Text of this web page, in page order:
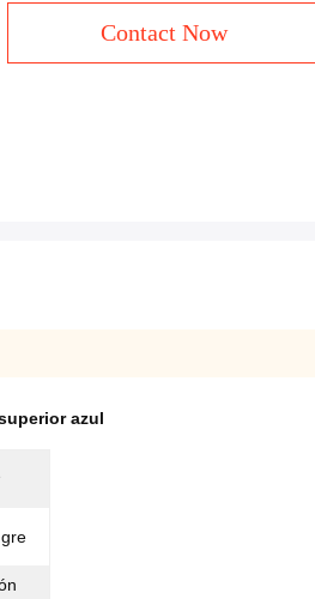
Contact Now
azul